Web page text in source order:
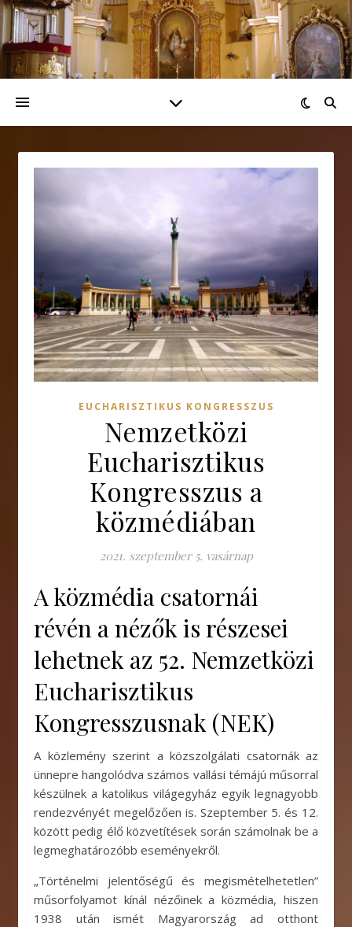
EUCHARISZTIKUS KONGRESSZUS
Nemzetközi
Eucharisztikus
Kongresszus a
közmédiában
2021. szeptember 5. vasárnap
A közmédia csatornái
révén a nézők is részesei
lehetnek az 52. Nemzetközi
Eucharisztikus
Kongresszusnak (NEK)
A közlemény szerint a közszolgálati csatornák az
ünnepre hangolódva számos vallási témájú műsorral
készülnek a katolikus világegyház egyik legnagyobb
rendezvényét megelőzően is. Szeptember 5. és 12.
között pedig élő közvetítések során számolnak be a
legmeghatározóbb eseményekről.
„Történelmi jelentőségű és megismételhetetlen”
műsorfolyamot kínál nézőinek a közmédia, hiszen
1938 után ismét Magyarország ad otthont